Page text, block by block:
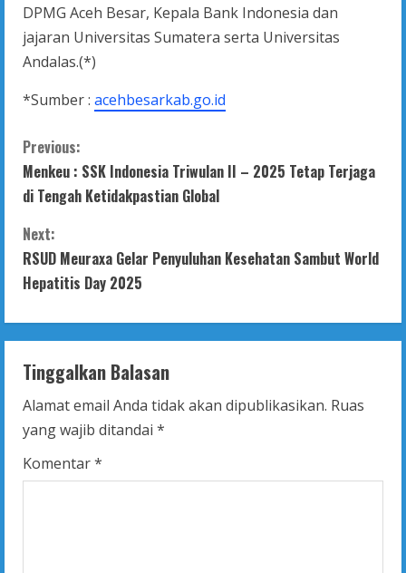
DPMG Aceh Besar, Kepala Bank Indonesia dan
jajaran Universitas Sumatera serta Universitas
Andalas.(*)
*Sumber : acehbesarkab.go.id
C
o
n
t
n
u
e
R
e
Previous:
Menkeu : SSK Indonesia Triwulan II – 2025 Tetap Terjaga
di Tengah Ketidakpastian Global
Next:
RSUD Meuraxa Gelar Penyuluhan Kesehatan Sambut World
Hepatitis Day 2025
Tinggalkan Balasan
Alamat email Anda tidak akan dipublikasikan. Ruas
yang wajib ditandai *
Komentar*